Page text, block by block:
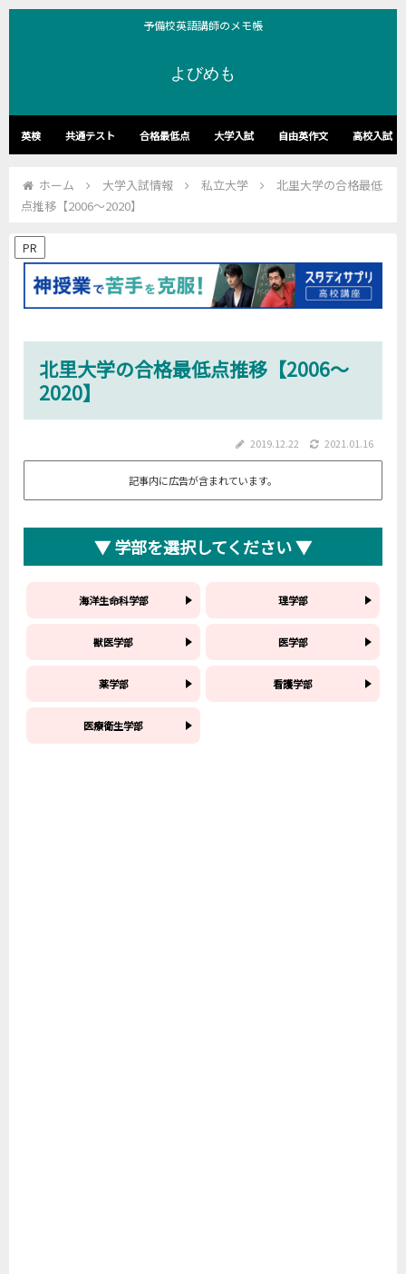
予備校英語講師のメモ帳
よびめも
英検 共通テスト 合格最低点 大学入試 自由英作文 高校入試
ホーム 大学入試情報 私立大学
北里大学の合格最低
点推移【2006～2020】
PR
北里大学の合格最低点推移【2006～
2020】
2019.12.22 2021.01.16
記事内に広告が含まれています。
▼ 学部を選択してください ▼
海洋生命科学部 理学部
獣医学部 医学部
薬学部 看護学部
医療衛生学部